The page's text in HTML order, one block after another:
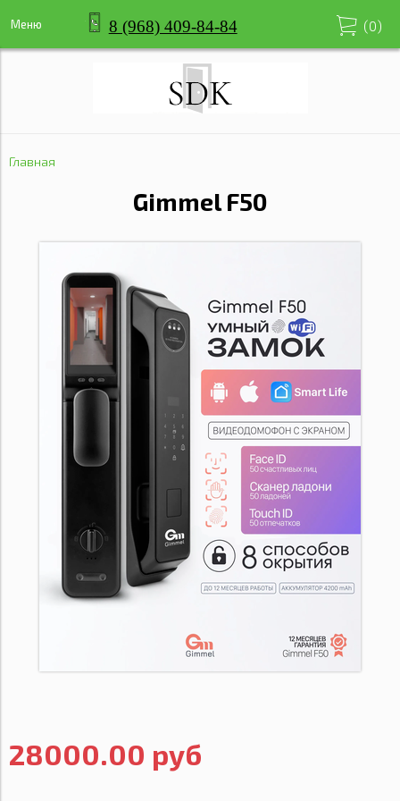
Меню 8 (968) 409-84-84 (0)
Главная
Gimmel F50
28000.00 руб